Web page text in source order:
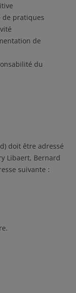
de pratiques
de
du
doit être adressé
Libaert, Bernard
suivante :